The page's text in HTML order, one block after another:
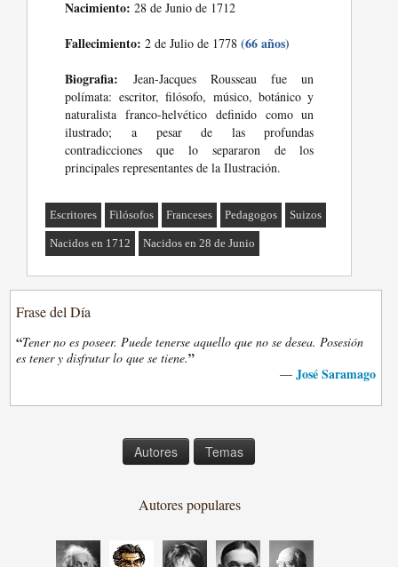
Nacimiento: 28 de Junio de 1712
Fallecimiento: 2 de Julio de 1778(66 años)
Biografia: Jean-Jacques Rousseau fue un
polímata: escritor, filósofo, músico, botánico y
naturalista franco-helvético definido como un
ilustrado; a pesar de las profundas
contradicciones que lo separaron de los
principales representantes de la Ilustración.
Escritores Filósofos Franceses Pedagogos Suizos
Nacidos en 1712 Nacidos en 28 de Junio
Frase del Día
“Tener no es poseer. Puede tenerse aquello que no se desea. Posesión
es tener y disfrutar lo que se tiene.”
— José Saramago
Autores Temas
Autores populares